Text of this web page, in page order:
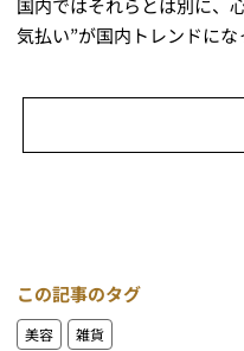
国内ではそれらとは別に、
気払い”が国内トレンドにな
この記事のタグ
美容 雑貨